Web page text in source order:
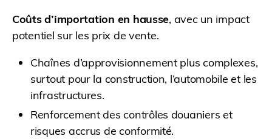
Coûts d’importation en hausse, avec un impact
potentiel sur les prix de vente.
Chaînes d’approvisionnement plus complexes,
surtout pour la construction, l’automobile et les
infrastructures.
Renforcement des contrôles douaniers et
risques accrus de conformité.